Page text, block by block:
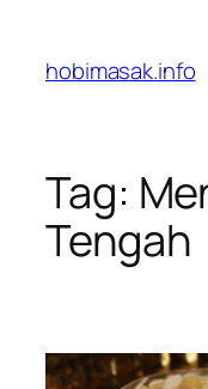
content
hobimasak.info
Tag:
Tengah